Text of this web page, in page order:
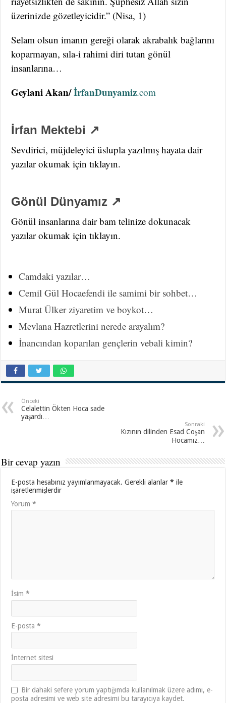
üzerinizde gözetleyicidir.” (Nisa, 1)
Selam olsun imanın gereği olarak akrabalık bağlarını
koparmayan, sıla-i rahimi diri tutan gönül
insanlarına…
Geylani Akan/İrfanDunyamiz.com
İrfan Mektebi ↗
Sevdirici, müjdeleyici üslupla yazılmış hayata dair
yazılar okumak için tıklayın.
Gönül Dünyamız ↗
Gönül insanlarına dair bam telinize dokunacak
yazılar okumak için tıklayın.
Camdaki yazılar…
Cemil Gül Hocaefendi ile samimi bir sohbet…
Murat Ülker ziyaretim ve boykot…
Mevlana Hazretlerini nerede arayalım?
İnancından koparılan gençlerin vebali kimin?
Önceki
Celalettin Ökten Hoca sade
yaşardı…
Sonraki
Kızının dilinden Esad Coşan
Hocamız…
Bir cevap yazın
E-posta hesabınız yayımlanmayacak. Gerekli alanlar* ile
işaretlenmişlerdir
Yorum*
İsim*
E-posta*
İnternet sitesi
Bir dahaki sefere yorum yaptığımda kullanılmak üzere adımı, e-
posta adresimi ve web site adresimi bu tarayıcıya kaydet.